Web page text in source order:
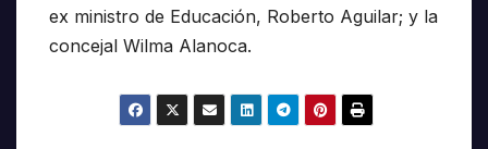
ex ministro de Educación, Roberto Aguilar; y la
concejal Wilma Alanoca.